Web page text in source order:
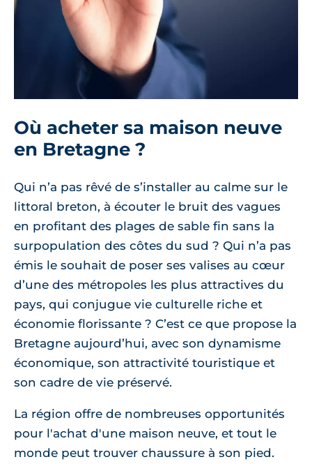
Où acheter sa maison neuve
en Bretagne ?
Qui n’a pas rêvé de s’installer au calme sur le
littoral breton, à écouter le bruit des vagues
en profitant des plages de sable fin sans la
surpopulation des côtes du sud ? Qui n’a pas
émis le souhait de poser ses valises au cœur
d’une des métropoles les plus attractives du
pays, qui conjugue vie culturelle riche et
économie florissante ? C’est ce que propose la
Bretagne aujourd’hui, avec son dynamisme
économique, son attractivité touristique et
son cadre de vie préservé.
La région offre de nombreuses opportunités
pour l'achat d'une maison neuve, et tout le
monde peut trouver chaussure à son pied.